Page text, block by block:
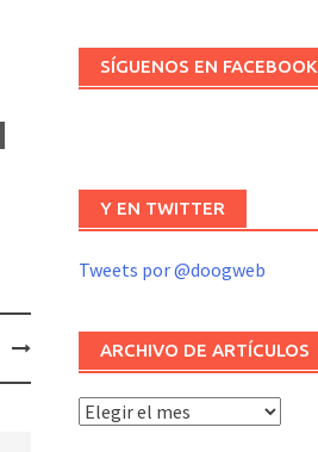
SÍGUENOS EN FACEBOOK
Y EN TWITTER
Tweets por @doogweb
ARCHIVO DE ARTÍCULOS
Archivo